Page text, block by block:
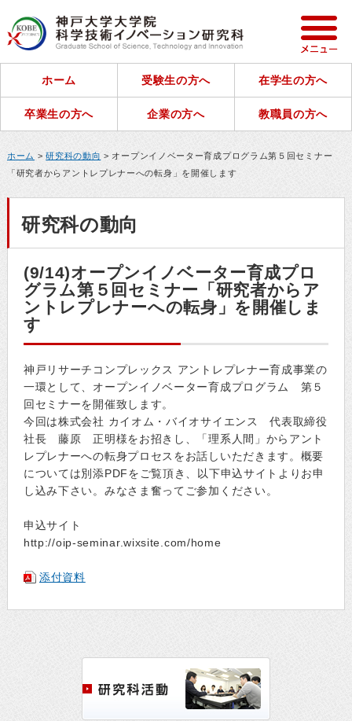
ホーム 受験生の方へ 在学生の方へ
卒業生の方へ 企業の方へ 教職員の方へ
ホーム >研究科の動向 > オープンイノベーター育成プログラム第５回セミナー
「研究者からアントレプレナーへの転身」を開催します
研究科の動向
(9/14)オープンイノベーター育成プロ
グラム第５回セミナー「研究者からア
ントレプレナーへの転身」を開催しま
す
神戸リサーチコンプレックス アントレプレナー育成事業の
一環として、オープンイノベーター育成プログラム 第５
回セミナーを開催致します。
今回は株式会社 カイオム・バイオサイエンス 代表取締役
社長 藤原 正明様をお招きし、「理系人間」からアント
レプレナーへの転身プロセスをお話しいただきます。概要
については別添PDFをご覧頂き、以下申込サイトよりお申
し込み下さい。みなさま奮ってご参加ください。
申込サイト
http://oip-seminar.wixsite.com/home
添付資料